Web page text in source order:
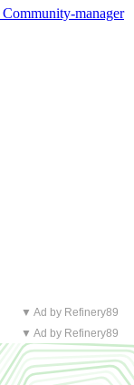
manager
▼ Ad by Refinery89
▼ Ad by Refinery89